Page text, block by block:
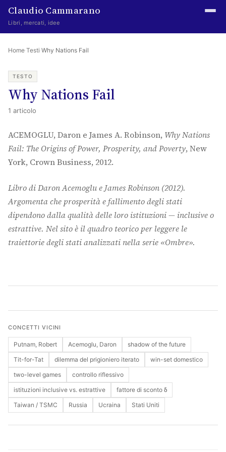
Claudio Cammarano
Libri, mercati, idee
Home
Writings
Curated
Learning log
Irene Media
About
The Abstract
Cerca
Home·Testi·Why Nations Fail
TESTO
Why Nations Fail
1 articolo
ACEMOGLU, Daron e James A. Robinson, Why Nations
Fail: The Origins of Power, Prosperity, and Poverty, New
York, Crown Business, 2012.
Libro di Daron Acemoglu e James Robinson (2012).
Argomenta che prosperità e fallimento degli stati
dipendono dalla qualità delle loro istituzioni — inclusive o
estrattive. Nel sito è il quadro teorico per leggere le
traiettorie degli stati analizzati nella serie «Ombre».
CONCETTI VICINI
Putnam, Robert Acemoglu, Daron
shadow of the future
Tit-for-Tat
dilemma del prigioniero iterato
win-set domestico
two-level games
controllo riflessivo
istituzioni inclusive vs. estrattive
fattore di sconto δ
Taiwan / TSMC
Russia Ucraina Stati Uniti